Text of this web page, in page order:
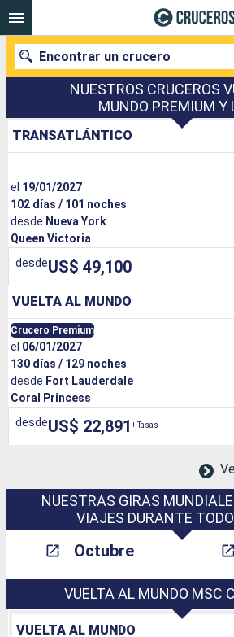
Encontrar un crucero
Fecha de salida
Puertos
NUESTROS CRUCEROS VUELTA AL
MUNDO PREMIUM Y
TRANSATLÁNTICO
Queen Victoria
desde Nueva York
102 días / 101 noches
el 19/01/2027
desdeUS$ 49,100
VUELTA AL MUNDO
Coral Princess
desde Fort Lauderdale
130 días / 129 noches
el 06/01/2027
Crucero Premium
desdeUS$ 22,891 + Tasas
NUESTRAS GIRAS
VIAJES DURANTE
Octubre
VUELTA AL MUNDO MSC
VUELTA AL MUNDO